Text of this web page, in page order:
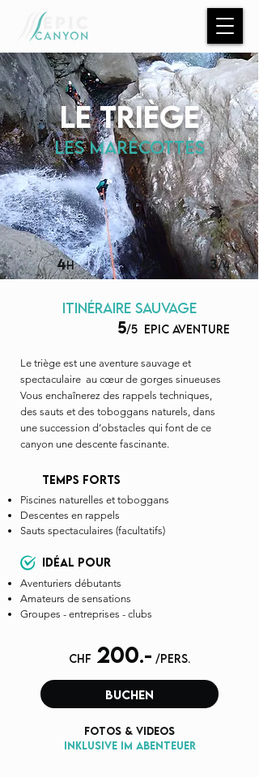
Le triège
les marécottes
4H4 /43/4
itinéraire sauvage
5/5 epic aventure
Le triège est une aventure sauvage et
spectaculaire au cœur de gorges sinueuses
Vous enchaînerez des rappels techniques,
des sauts et des toboggans naturels, dans
une succession d’obstacles qui font de ce
canyon une descente fascinante.
temps forts
Piscines naturelles et toboggans
Descentes en rappels
Sauts spectaculaires (facultatifs)
idéal pour
Aventuriers débutants
Amateurs de sensations
Groupes - entreprises - clubs
chf 200.- /pers.
buchen
fotos & videos
Inklusive im Abenteuer